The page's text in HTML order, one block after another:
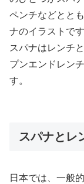
ペンチなどとと
ナのイラストです
スパナはレンチ
プンエンドレン
す。
スパナとレ
日本では、一般